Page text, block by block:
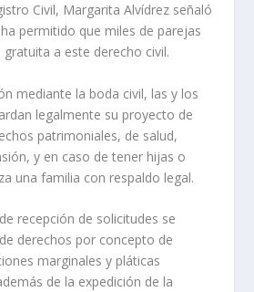
Civil, Margarita Alvídrez señaló
permitido que miles de parejas
a este derecho civil.
mediante la boda civil, las y los
legalmente su proyecto de
patrimoniales, de salud,
y en caso de tener hijas o
una familia con respaldo legal.
recepción de solicitudes se
derechos por concepto de
marginales y pláticas
de la expedición de la